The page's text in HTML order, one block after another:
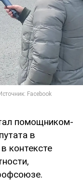
помощником-
в
контексте